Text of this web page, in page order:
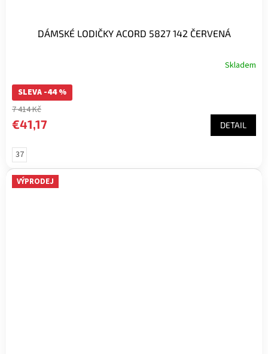
DÁMSKÉ LODIČKY ACORD 5827 142 ČERVENÁ
Skladem
SLEVA -44 %
7 414 Kč
€41,17 DETAIL
37
VÝPRODEJ